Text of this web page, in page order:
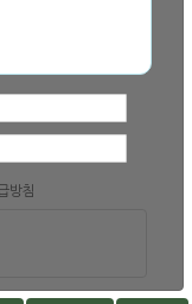
방침